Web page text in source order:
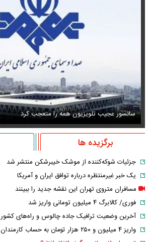
سانسور عجیب تلویزیون همه را متعجب کرد
برگزیده ها
جزئیات شوکه‌کننده از موشک خیبرشکن منتشر شد
یک خبر غیرمنتظره درباره توافق ایران و آمریکا
مسافران متروی تهران این نقشه جدید را ببینند
فوری/ کالابرگ ۴ میلیون تومانی واریز شد
آخرین وضعیت ترافیک جاده چالوس و راه‌های کشور
واریز ۴ میلیون و ۲۵۰ هزار تومان به حساب کارمندان